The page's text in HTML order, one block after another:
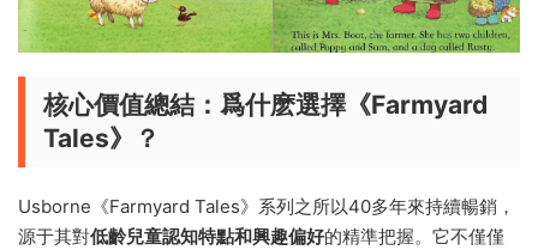
核心價值總結：爲什麽選擇《Farmyard
Tales》？
Usborne《Farmyard Tales》系列之所以40多年來持續暢銷，
源于其對低齡兒童認知特點和興趣偏好的精準把握。它不僅僅